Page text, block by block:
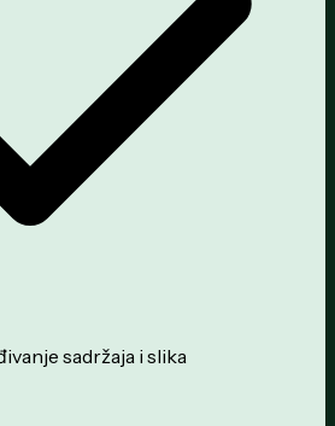
sadržaja i slika